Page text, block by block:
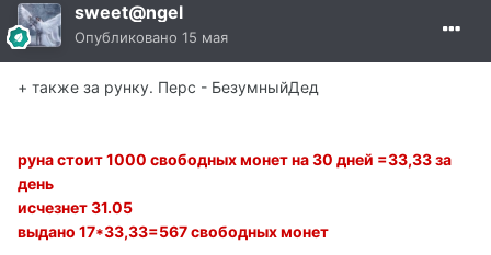
sweet@ngel
Опубликовано 15 мая
+ также за рунку. Перс - БезумныйДед
руна стоит 1000 свободных монет на 30 дней =33,33 за
день
исчезнет 31.05
выдано 17*33,33=567 свободных монет